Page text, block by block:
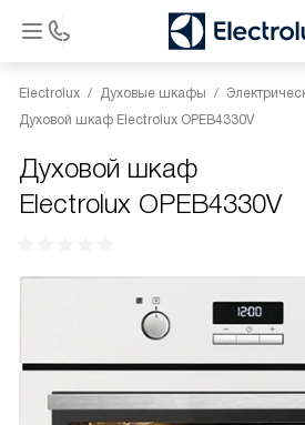
Electrolux Духовые шкафы
Духовой шкаф Electrolux OPEB4330V
Духовой шкаф
Electrolux OPEB4330V